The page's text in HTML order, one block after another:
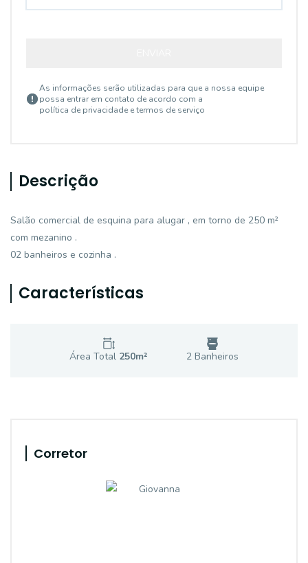
As informações serão utilizadas para que a nossa equipe
possa entrar em contato de acordo com a
política de privacidade e termos de serviço
Descrição
Salão comercial de esquina para alugar , em torno de 250 m²
com mezanino .
02 banheiros e cozinha .
Características
Área Total 250m² 2 Banheiros
Corretor